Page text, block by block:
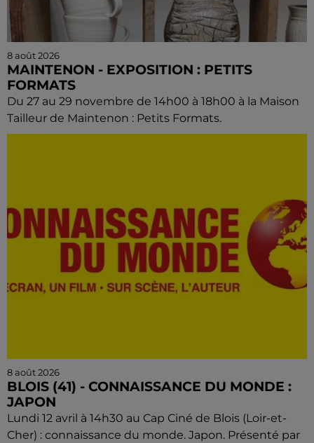
8 août 2026
MAINTENON - EXPOSITION : PETITS
FORMATS
Du 27 au 29 novembre de 14h00 à 18h00 à la Maison
Tailleur de Maintenon : Petits Formats.
8 août 2026
BLOIS (41) - CONNAISSANCE DU MONDE :
JAPON
Lundi 12 avril à 14h30 au Cap Ciné de Blois (Loir-et-
Cher) : connaissance du monde. Japon. Présenté par